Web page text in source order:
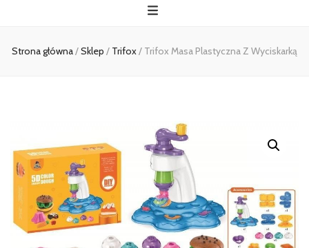
Strona główna/Sklep / Trifox/ Trifox Masa Plastyczna Z Wyciskarką